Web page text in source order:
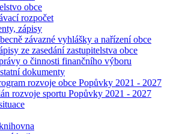
obce
rozpočet
zápisy
závazné vyhlášky a nařízení obce
ze zasedání zastupitelstva obce
o činnosti finančního výboru
dokumenty
rozvoje obce Popůvky 2021 - 2027
rozvoje sportu Popůvky 2021 - 2027